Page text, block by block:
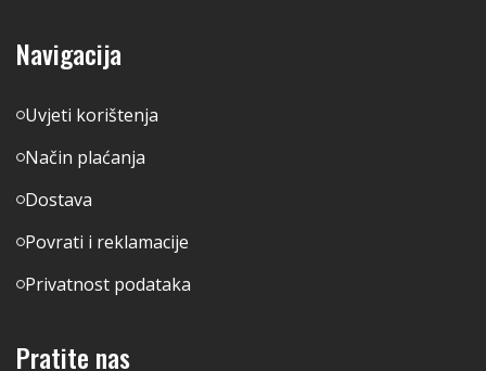
Navigacija
Uvjeti korištenja
Način plaćanja
Dostava
Povrati i reklamacije
Privatnost podataka
Pratite nas